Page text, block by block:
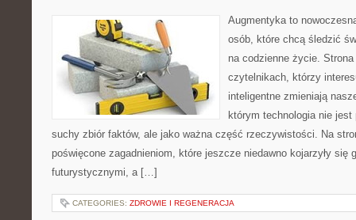
Augmentyka to
osób, które chcą śledzić
na codzienne życie.
czytelnikach, którzy
inteligentne zmieniają
którym technologia nie
suchy zbiór faktów, ale jako ważna część rzeczywistości. Na
poświęcone zagadnieniom, które jeszcze niedawno kojarzyły się
futurystycznymi, a […]
CATEGORIES: ZDROWIE I REGENERACJA